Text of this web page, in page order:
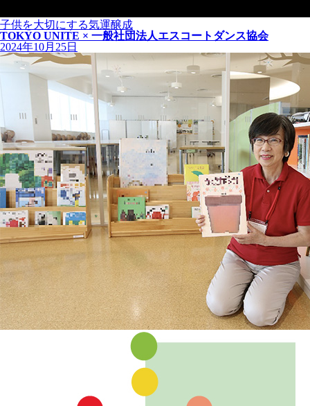
子供を大切にする気運醸成
TOKYO UNITE × 一般社団法人エスコートダンス協会
2024年10月25日